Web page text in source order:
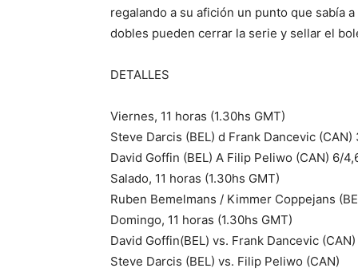
regalando a su afición un punto que sabía
dobles pueden cerrar la serie y sellar el
DETALLES
Viernes, 11 horas (1.30hs GMT)
Steve Darcis (BEL) d Frank Dancevic
David Goffin (BEL) A Filip Peliwo (CAN) 6/
Salado, 11 horas (1.30hs GMT)
Ruben Bemelmans / Kimmer Coppejans
Domingo, 11 horas (1.30hs GMT)
David Goffin(BEL) vs. Frank Dancevic (CAN)
Steve Darcis (BEL) vs. Filip Peliwo (CAN)